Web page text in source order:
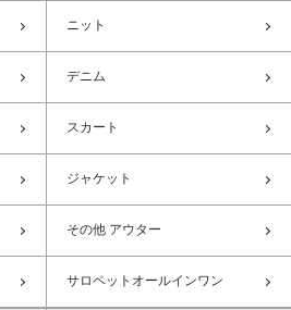
ニット
デニム
スカート
ジャケット
その他 アウター
サロペットオールインワン